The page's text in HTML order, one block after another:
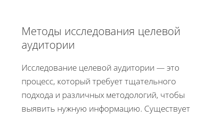
Методы исследования целевой
аудитории
Исследование целевой аудитории — это
процесс, который требует тщательного
подхода и различных методологий, чтобы
выявить нужную информацию. Существует